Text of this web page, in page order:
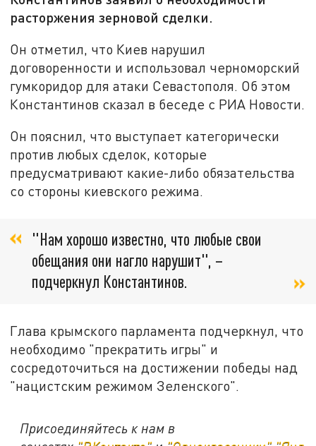
расторжения зерновой сделки.
Он отметил, что Киев нарушил
договоренности и использовал черноморский
гумкоридор для атаки Севастополя. Об этом
Константинов сказал в беседе с РИА Новости.
Он пояснил, что выступает категорически
против любых сделок, которые
предусматривают какие-либо обязательства
со стороны киевского режима.
"Нам хорошо известно, что любые свои
обещания они нагло нарушит", –
подчеркнул Константинов.
Глава крымского парламента подчеркнул, что
необходимо "прекратить игры" и
сосредоточиться на достижении победы над
"нацистским режимом Зеленского".
Присоединяйтесь к нам в